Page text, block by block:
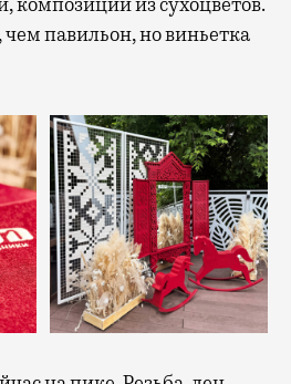
чем павильон, но виньетка